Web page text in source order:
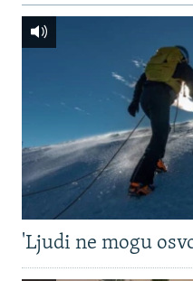
'Ljudi ne mogu